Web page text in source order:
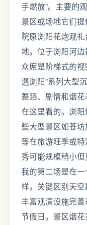
手燃放”。主要的
景区或场地它们
院原浏阳花炮观礼
地。位于浏阳河
众席是阶梯式的
遇浏阳”系列大型
舞蹈、剧情和烟
在这里看的。浏
些大型景区如苍
等在旅游旺季或
秀可能规模稍小但
我的第二场是在
样。关键区别天
丰富观演设施完
节假日。景区烟